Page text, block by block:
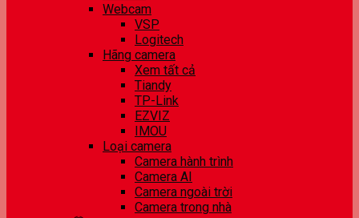
Webcam
VSP
Logitech
Hãng camera
Xem tất cả
Tiandy
TP-Link
EZVIZ
IMOU
Loại camera
Camera hành trình
Camera AI
Camera ngoài trời
Camera trong nhà